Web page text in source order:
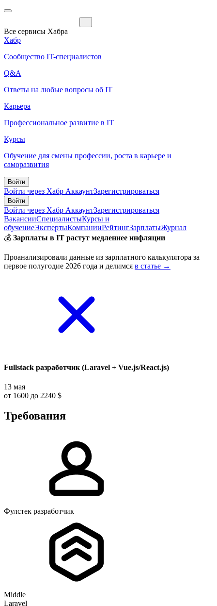
Все сервисы Хабра
Хабр
Сообщество IT-специалистов
Q&A
Ответы на любые вопросы об IT
Карьера
Профессиональное развитие в IT
Курсы
Обучение для смены профессии, роста в карьере и
саморазвития
Войти
Войти через Хабр АккаунтЗарегистрироваться
Войти
Войти через Хабр АккаунтЗарегистрироваться
ВакансииСпециалистыКурсы и
обучениеЭкспертыКомпанииРейтингЗарплатыЖурнал
💰 Зарплаты в IT растут медленнее инфляции
Проанализировали данные из зарплатного калькулятора за
первое полугодие 2026 года и делимся в статье →
Fullstack разработчик (Laravel + Vue.js/React.js)
13 мая
от 1600 до 2240 $
Требования
Фулстек разработчик
Middle
Laravel